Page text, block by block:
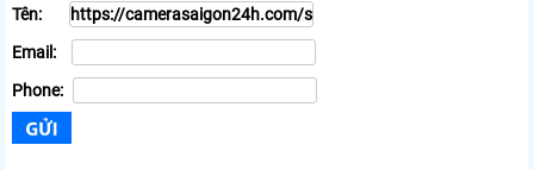
Tên:
Email:
Phone: